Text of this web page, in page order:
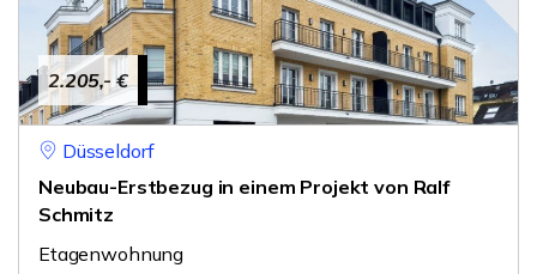
2.205,- €
Düsseldorf
Neubau-Erstbezug in einem Projekt von Ralf
Schmitz
Etagenwohnung